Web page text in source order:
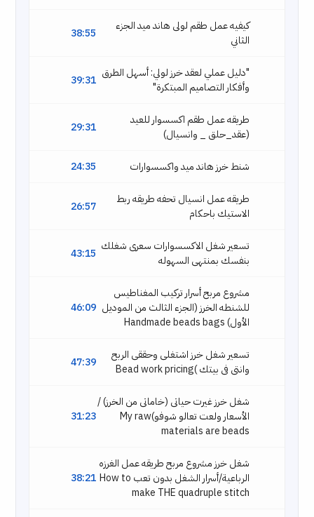
38:55
كيفيه عمل طقم لولى هاند ميد الجزء
الثاني
39:31 "دليل عملي لعقد خرز لولي: أسهل الطرق
وأفكار التصاميم المبتكرة"
29:31
طريقه عمل طقم اكسسوار للعيد
(عقد_حلق _ وانسيال)
24:35 شنط خرز هاند ميد واكسسوارات
26:57
طريقه عمل انسيال تحفه طريقه ربط
الاستيك باحكام
43:15 تسعير شغل الاكسسوارات سعرى شغلك
بنفسك بمنتهى السهوله
46:09
مشروع مربح أسرار تركيب المغناطيس
للشنطه الخرز (الجزء الثالث من الموديل
الأول) Handmade beads bags
47:39
تسعير شغل خرز اشتغلى وحققى الربح
وانتى فى بيتك )Bead work pricing
31:23
شغل خرز غيرت حياتى (خاماتى من الخرز) /
الأسعار ولعت تعالو شوفو)My raw
materials are beads
38:21
شغل خرز مشروع مربح طريقه عمل الغرزه
الرباعية/أسرار الشغل بدون تعب How to
make THE quadruple stitch